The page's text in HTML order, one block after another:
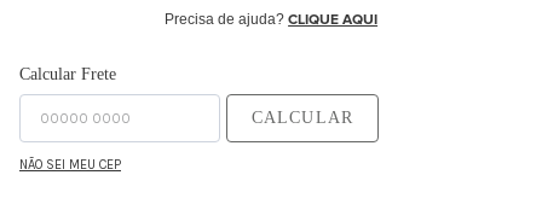
Precisa de ajuda? CLIQUE AQUI
Calcular Frete
CALCULAR
NÃO SEI MEU CEP
10º ginger